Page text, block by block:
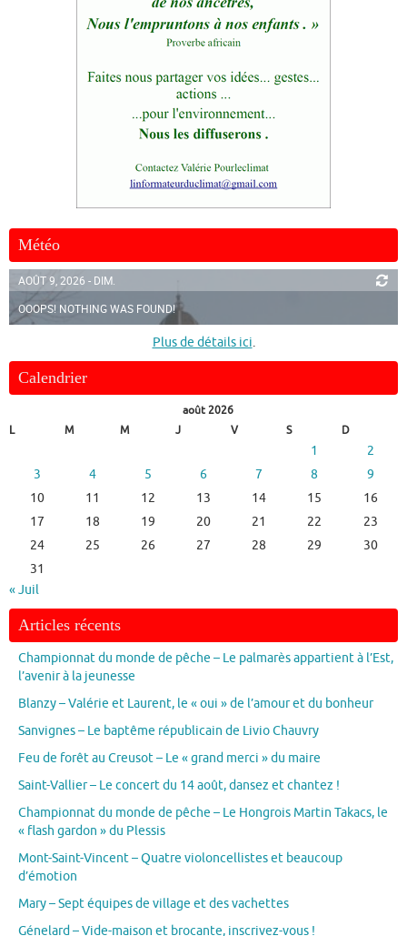
Météo
AOÛT 9, 2026 - DIM.
OOOPS! NOTHING WAS FOUND!
Plus de détails ici.
Calendrier
août 2026
L
M M J V S D
1
2
3
4 5 6 7 8
9
10
11 12 13 14 15
16
17
18 19 20 21 22
23
24
25 26 27 28 29
30
31
« Juil
Articles récents
Championnat du monde de pêche – Le palmarès appartient à l’Est,
l’avenir à la jeunesse
Blanzy – Valérie et Laurent, le « oui » de l’amour et du bonheur
Sanvignes – Le baptême républicain de Livio Chauvry
Feu de forêt au Creusot – Le « grand merci » du maire
Saint-Vallier – Le concert du 14 août, dansez et chantez !
Championnat du monde de pêche – Le Hongrois Martin Takacs, le
« flash gardon » du Plessis
Mont-Saint-Vincent – Quatre violoncellistes et beaucoup
d’émotion
Mary – Sept équipes de village et des vachettes
Génelard – Vide-maison et brocante, inscrivez-vous !